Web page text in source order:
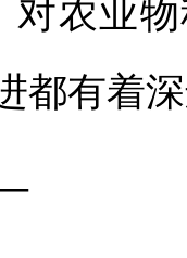
对农业
都有着